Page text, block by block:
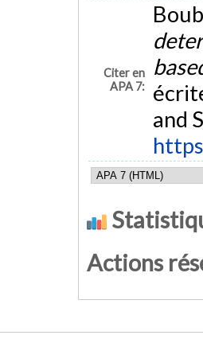
Citer en
APA 7:
and
Actions